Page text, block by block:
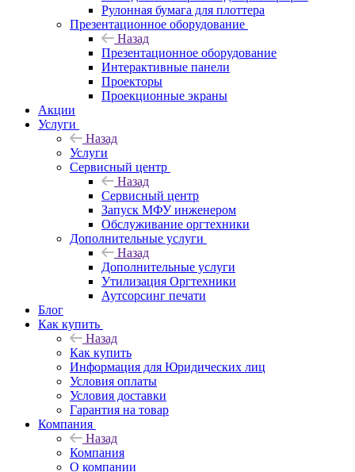
Рулонная бумага для плоттера
Презентационное оборудование
Назад
Презентационное оборудование
Интерактивные панели
Проекторы
Проекционные экраны
Акции
Услуги
Назад
Услуги
Сервисный центр
Назад
Сервисный центр
Запуск МФУ инженером
Обслуживание оргтехники
Дополнительные услуги
Назад
Дополнительные услуги
Утилизация Оргтехники
Аутсорсинг печати
Блог
Как купить
Назад
Как купить
Информация для Юридических лиц
Условия оплаты
Условия доставки
Гарантия на товар
Компания
Назад
Компания
О компании